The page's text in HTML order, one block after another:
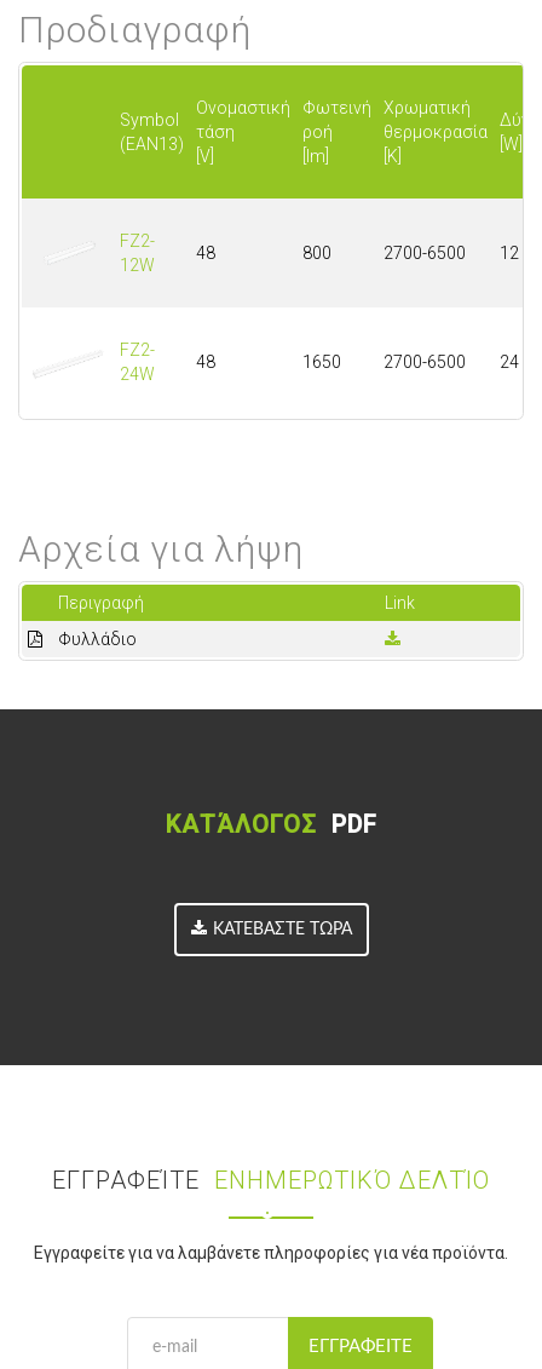
Προδιαγραφή
Symbol
(EAN13)
Ονομαστική
τάση
[V]
Φωτεινή
ροή
[lm]
Χρωματική
θερμοκρασία
[K]
[W]
FZ2-
12W
48 800 2700-6500 12
FZ2-
24W
48 1650 2700-6500 24
Αρχεία για λήψη
Περιγραφή
Link
Φυλλάδιο
ΚΑΤΆΛΟΓΟΣ PDF
ΚΑΤΕΒΆΣΤΕ ΤΏΡΑ
ΕΓΓΡΑΦΕΊΤΕ ΕΝΗΜΕΡΩΤΙΚΌ ΔΕΛΤΊΟ
Εγγραφείτε για να λαμβάνετε πληροφορίες για νέα προϊόντα.
ΕΓΓΡΑΦΕΊΤΕ